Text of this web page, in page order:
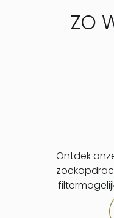
ZO
Ontdek